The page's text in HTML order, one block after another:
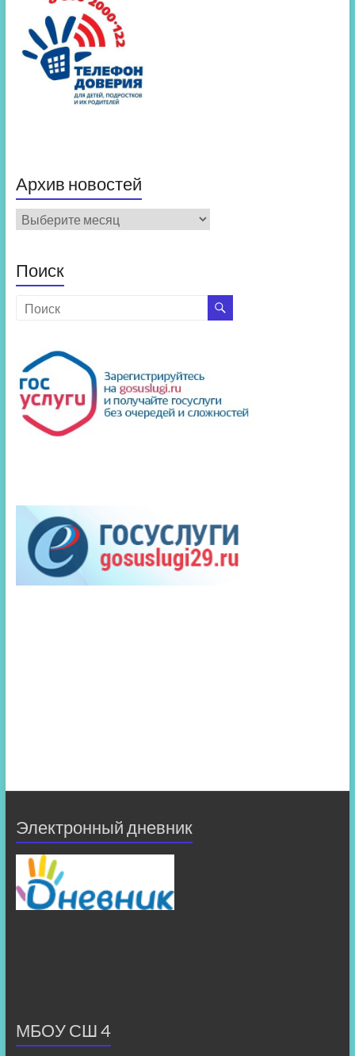
Архив новостей
Архив
новостей
Поиск
Электронный дневник
МБОУ СШ 4